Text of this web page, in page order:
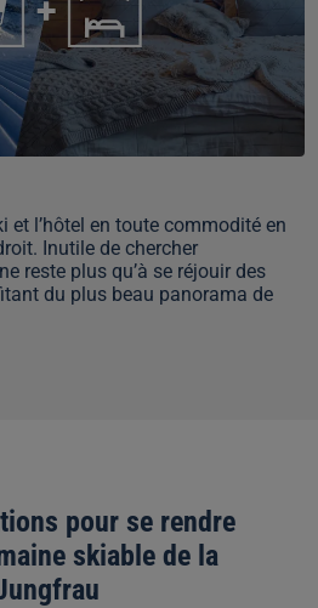
et l’hôtel en toute commodité en
Inutile de chercher
reste plus qu’à se réjouir des
du plus beau panorama de
pour se rendre
skiable de la